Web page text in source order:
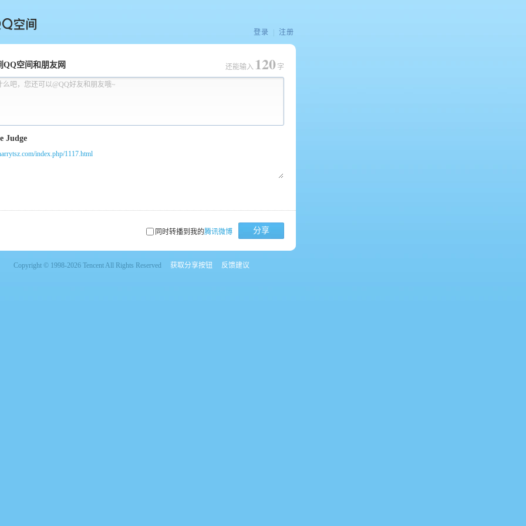
间
登录 注册
QQ空间和朋友网
么吧，您还可以@QQ好友和朋友哦~
还能输入 120 字
index.php/1117.html
同时转播到我的腾讯微博 分享
Copyright © 1998-2026 Tencent All Rights Reserved 获取分享按钮 反馈建议